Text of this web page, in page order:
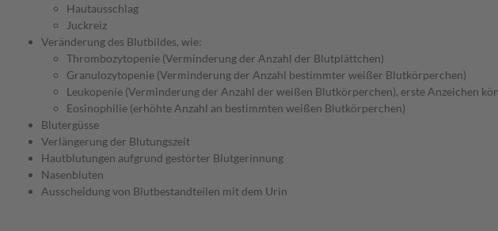
Hautausschlag
Juckreiz
Veränderung des Blutbildes, wie:
Thrombozytopenie (Verminderung der Anzahl der Blutplättchen)
Granulozytopenie (Verminderung der Anzahl bestimmter weißer Blutkörperchen)
Leukopenie (Verminderung der Anzahl der weißen Blutkörperchen), erste Anzeichen
Eosinophilie (erhöhte Anzahl an bestimmten weißen Blutkörperchen)
Blutergüsse
Verlängerung der Blutungszeit
Hautblutungen aufgrund gestörter Blutgerinnung
Nasenbluten
Ausscheidung von Blutbestandteilen mit dem Urin